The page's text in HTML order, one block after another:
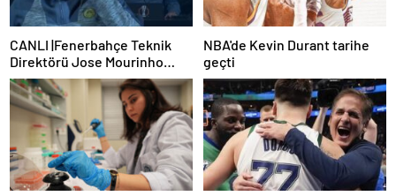
CANLI |Fenerbahçe Teknik
Direktörü Jose Mourinho
basın toplantısı düzenliyor
NBA'de Kevin Durant tarihe
geçti